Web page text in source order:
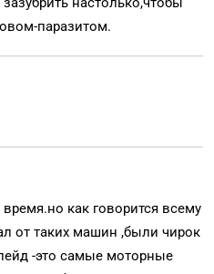
паразитом.
как говорится всему
от таких машин ,были чирок
-это самые моторные